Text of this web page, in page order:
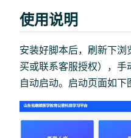
使用说明
安装好脚本后，刷新下
买或联系客服授权），手
自动启动。启动页面如下